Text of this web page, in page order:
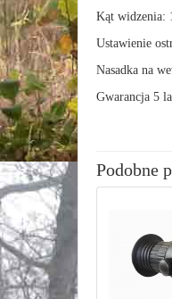
Kąt widzenia:
Ustawienie
Nasadka na
Gwarancja 5
Podobne